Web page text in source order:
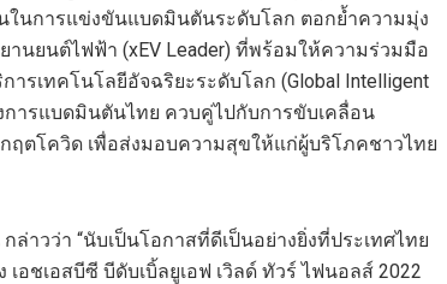
นการแข่งขันแบดมินตันระดับโลก ตอกย้ำความมุ่ง
นยนต์ไฟฟ้า (xEV Leader) ที่พร้อมให้ความร่วมมือ
เทคโนโลยีอัจฉริยะระดับโลก (Global Intelligent
การแบดมินตันไทย ควบคู่ไปกับการขับเคลื่อน
ฤตโควิด เพื่อส่งมอบความสุขให้แก่ผู้บริโภคชาวไทย
ล่าวว่า “นับเป็นโอกาสที่ดีเป็นอย่างยิ่งที่ประเทศไทย
ชเอสบีซี บีดับเบิ้ลยูเอฟ เวิลด์ ทัวร์ ไฟนอลส์ 2022